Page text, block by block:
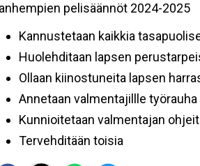
pelisäännöt 2024-2025
Kannustetaan kaikkia
Huolehditaan lapsen
Ollaan kiinostuneita lapsen
Annetaan valmentajillle työrauha
Kunnioitetaan valmentajan
Tervehditään toisia